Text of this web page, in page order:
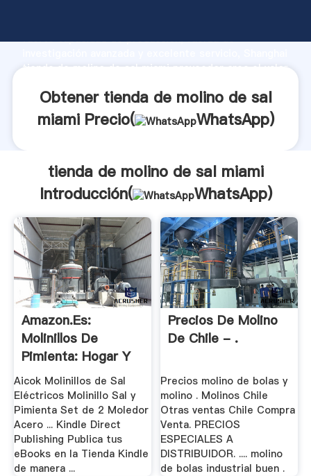
fuerte capacidad de producción, fuerza de
tienda de molino de sal miami proveedor crea el valor
Obtener tienda de molino de sal
miami Precio(
WhatsApp)
tienda de molino de sal miami
Introducción(
WhatsApp)
Amazon.es:
Molinillos De
Pimienta: Hogar Y
Cocina
Aicok Molinillos de Sal
Eléctricos Molinillo Sal y
Pimienta Set de 2 Moledor
Acero ... Kindle Direct
Publishing Publica tus
eBooks en la Tienda Kindle
de manera ...
Precios De Molino
De Chile - .
Precios molino de bolas y
molino . Molinos Chile
Otras ventas Chile Compra
Venta. PRECIOS
ESPECIALES A
DISTRIBUIDOR. .... molino
de bolas industrial buen .